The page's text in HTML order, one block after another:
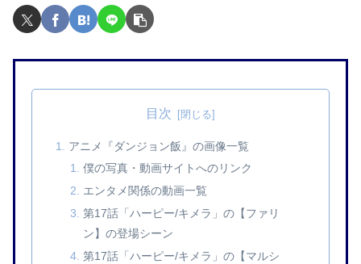
目次
アニメ『ダンジョン飯』の画像一覧
僕の写真・動画サイトへのリンク
エンタメ関係の動画一覧
第17話「ハーピー/キメラ」の【ファリ
ン】の登場シーン
第17話「ハーピー/キメラ」の【マルシ